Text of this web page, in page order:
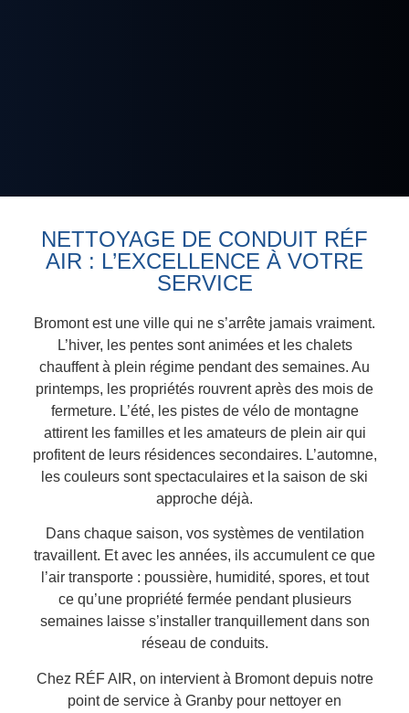
NETTOYAGE DE CONDUIT RÉF
AIR : L’EXCELLENCE À VOTRE
SERVICE
Bromont est une ville qui ne s’arrête jamais vraiment.
L’hiver, les pentes sont animées et les chalets
chauffent à plein régime pendant des semaines. Au
printemps, les propriétés rouvrent après des mois de
fermeture. L’été, les pistes de vélo de montagne
attirent les familles et les amateurs de plein air qui
profitent de leurs résidences secondaires. L’automne,
les couleurs sont spectaculaires et la saison de ski
approche déjà.
Dans chaque saison, vos systèmes de ventilation
travaillent. Et avec les années, ils accumulent ce que
l’air transporte : poussière, humidité, spores, et tout
ce qu’une propriété fermée pendant plusieurs
semaines laisse s’installer tranquillement dans son
réseau de conduits.
Chez RÉF AIR, on intervient à Bromont depuis notre
point de service à Granby pour nettoyer en